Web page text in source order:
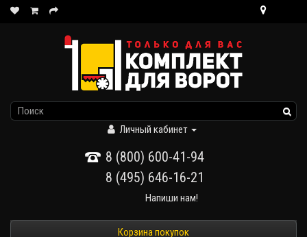
Личный кабинет
8 (800) 600-41-94
8 (495) 646-16-21
Напиши нам!